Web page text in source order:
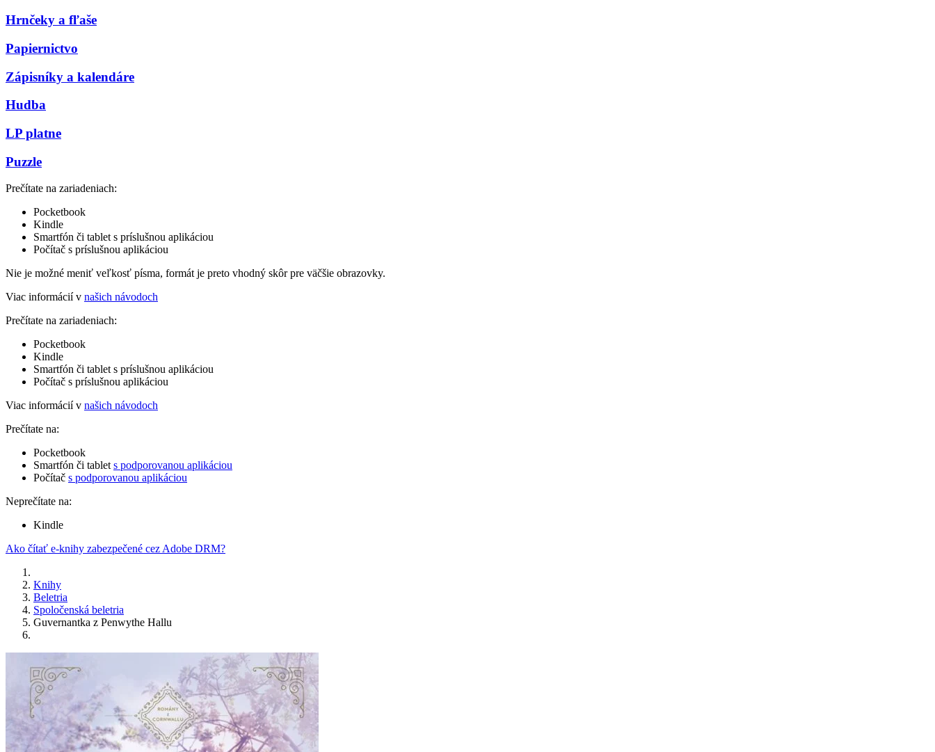
Hrnčeky a fľaše
Papiernictvo
Zápisníky a kalendáre
Hudba
LP platne
Puzzle
Prečítate na zariadeniach:
Pocketbook
Kindle
Smartfón či tablet s príslušnou aplikáciou
Počítač s príslušnou aplikáciou
Nie je možné meniť veľkosť písma, formát je preto vhodný skôr pre väčšie obrazovky.
Viac informácií v našich návodoch
Prečítate na zariadeniach:
Pocketbook
Kindle
Smartfón či tablet s príslušnou aplikáciou
Počítač s príslušnou aplikáciou
Viac informácií v našich návodoch
Prečítate na:
Pocketbook
Smartfón či tablet s podporovanou aplikáciou
Počítač s podporovanou aplikáciou
Neprečítate na:
Kindle
Ako čítať e-knihy zabezpečené cez Adobe DRM?
Knihy
Beletria
Spoločenská beletria
Guvernantka z Penwythe Hallu